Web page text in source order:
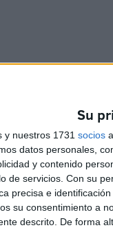
Su
y nuestros 1731 socios
datos personales,
y contenido
de servicios. Con su
precisa e
su consentimiento a
descrito. De forma
del equipo a
numerosas